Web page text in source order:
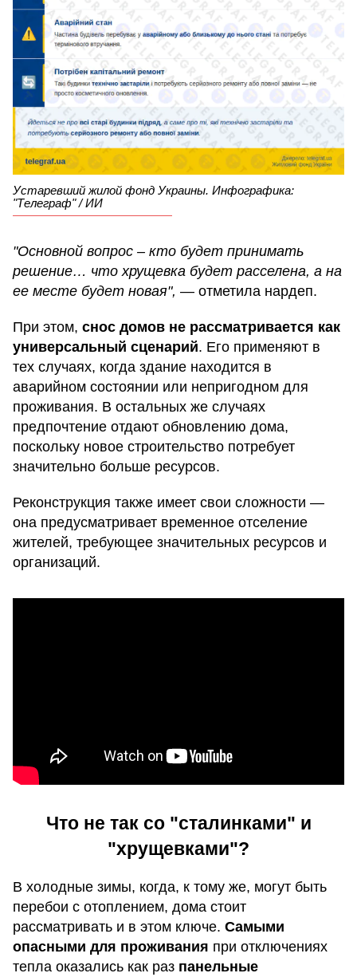
Устаревший жилой фонд Украины. Инфографика:
"Телеграф" / ИИ
"Основной вопрос – кто будет принимать
решение… что хрущевка будет расселена, а на
ее месте будет новая", — отметила нардеп.
При этом, снос домов не рассматривается как
универсальный сценарий. Его применяют в
тех случаях, когда здание находится в
аварийном состоянии или непригодном для
проживания. В остальных же случаях
предпочтение отдают обновлению дома,
поскольку новое строительство потребует
значительно больше ресурсов.
Реконструкция также имеет свои сложности —
она предусматривает временное отселение
жителей, требующее значительных ресурсов и
организаций.
Что не так со "сталинками" и
"хрущевками"?
В холодные зимы, когда, к тому же, могут быть
перебои с отоплением, дома стоит
рассматривать и в этом ключе. Самыми
опасными для проживания при отключениях
тепла оказались как раз панельные